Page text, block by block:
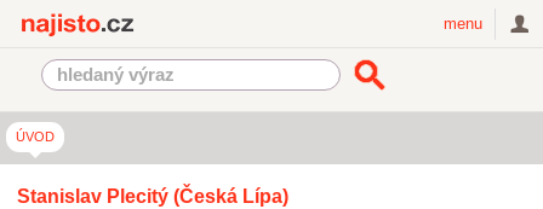
menu
ÚVOD
Stanislav Plecitý (Česká Lípa)